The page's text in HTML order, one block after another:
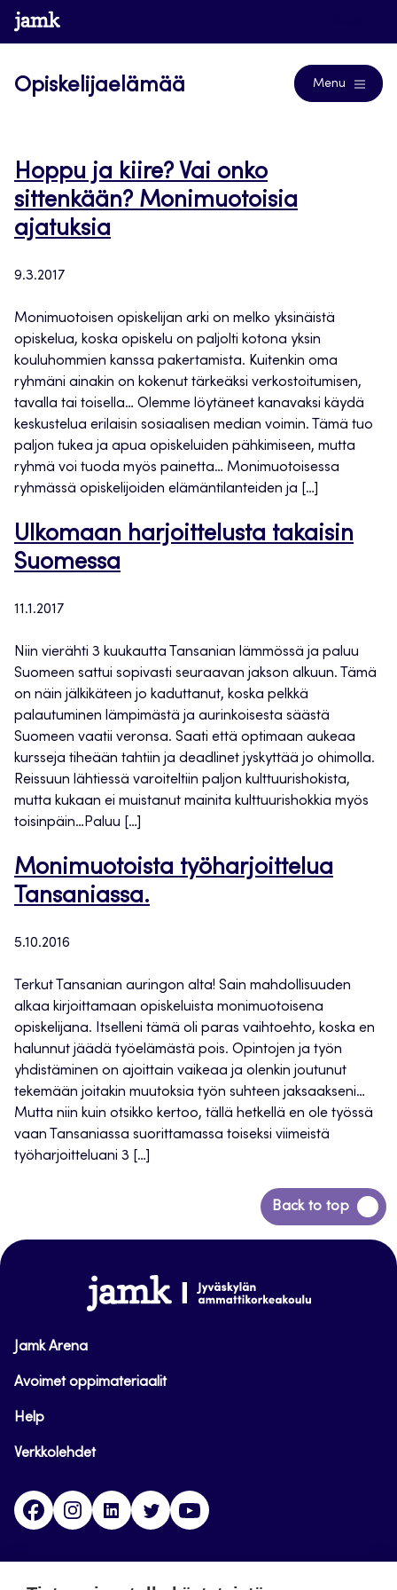
Siirry
suoraan
www.jamk.fi
Opiskelijaelämää Menu
Hoppu ja kiire? Vai onko
sittenkään? Monimuotoisia
ajatuksia
9.3.2017
Monimuotoisen opiskelijan arki on melko yksinäistä
opiskelua, koska opiskelu on paljolti kotona yksin
kouluhommien kanssa pakertamista. Kuitenkin oma
ryhmäni ainakin on kokenut tärkeäksi verkostoitumisen,
tavalla tai toisella… Olemme löytäneet kanavaksi käydä
keskustelua erilaisin sosiaalisen median voimin. Tämä tuo
paljon tukea ja apua opiskeluiden pähkimiseen, mutta
ryhmä voi tuoda myös painetta… Monimuotoisessa
ryhmässä opiskelijoiden elämäntilanteiden ja […]
Ulkomaan harjoittelusta takaisin
Suomessa
11.1.2017
Niin vierähti 3 kuukautta Tansanian lämmössä ja paluu
Suomeen sattui sopivasti seuraavan jakson alkuun. Tämä
on näin jälkikäteen jo kaduttanut, koska pelkkä
palautuminen lämpimästä ja aurinkoisesta säästä
Suomeen vaatii veronsa. Saati että optimaan aukeaa
kursseja tiheään tahtiin ja deadlinet jyskyttää jo ohimolla.
Reissuun lähtiessä varoiteltiin paljon kulttuurishokista,
mutta kukaan ei muistanut mainita kulttuurishokkia myös
toisinpäin…Paluu […]
Monimuotoista työharjoittelua
Tansaniassa.
5.10.2016
Terkut Tansanian auringon alta! Sain mahdollisuuden
alkaa kirjoittamaan opiskeluista monimuotoisena
opiskelijana. Itselleni tämä oli paras vaihtoehto, koska en
halunnut jäädä työelämästä pois. Opintojen ja työn
yhdistäminen on ajoittain vaikeaa ja olenkin joutunut
tekemään joitakin muutoksia työn suhteen jaksaakseni…
Mutta niin kuin otsikko kertoo, tällä hetkellä en ole työssä
vaan Tansaniassa suorittamassa toiseksi viimeistä
työharjoitteluani 3 […]
Back to top
Siirry
takaisin
www.jamk.fi
Jamk Arena
Avoimet oppimateriaalit
Help
Verkkolehdet
FacebookInstagramLinkedinTwitter